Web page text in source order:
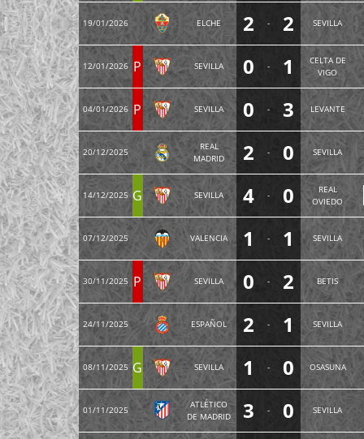
19/01/2026 ELCHE 2 - 2 SEVILLA
12/01/2026 P SEVILLA 0 - 1
CELTA DE
VIGO
04/01/2026 P SEVILLA 0 - 3 LEVANTE
20/12/2025
REAL
MADRID
2 - 0 SEVILLA
14/12/2025 G SEVILLA 4 - 0
REAL
OVIEDO
07/12/2025 VALENCIA 1 - 1 SEVILLA
30/11/2025 P SEVILLA 0 - 2 BETIS
24/11/2025 ESPAÑOL 2 - 1 SEVILLA
08/11/2025 G SEVILLA 1 - 0 OSASUNA
01/11/2025
ATLÉTICO
DE MADRID
3 - 0 SEVILLA